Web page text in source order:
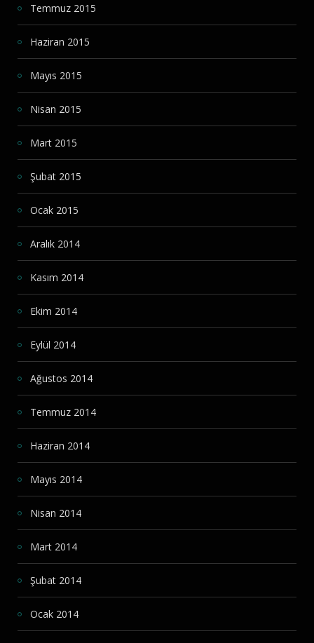
Temmuz 2015
Haziran 2015
Mayıs 2015
Nisan 2015
Mart 2015
Şubat 2015
Ocak 2015
Aralık 2014
Kasım 2014
Ekim 2014
Eylül 2014
Ağustos 2014
Temmuz 2014
Haziran 2014
Mayıs 2014
Nisan 2014
Mart 2014
Şubat 2014
Ocak 2014